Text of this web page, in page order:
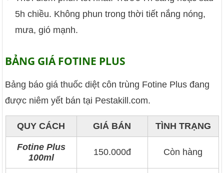
5h chiều. Không phun trong thời tiết nắng nóng,
mưa, gió mạnh.
BẢNG GIÁ FOTINE PLUS
Bảng báo giá thuốc diệt côn trùng Fotine Plus đang
được niêm yết bán tại Pestakill.com.
QUY CÁCH GIÁ BÁN TÌNH TRẠNG
Fotine Plus
100ml
150.000đ Còn hàng